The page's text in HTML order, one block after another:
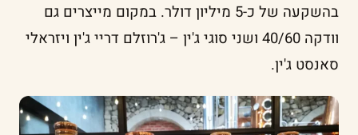
בהשקעה של כ-5 מיליון דולר. במקום מייצרים גם
וודקה 40/60 ושני סוגי ג'ין – ג'רוזלם דריי ג'ין ויזראלי
סאנסט ג'ין.